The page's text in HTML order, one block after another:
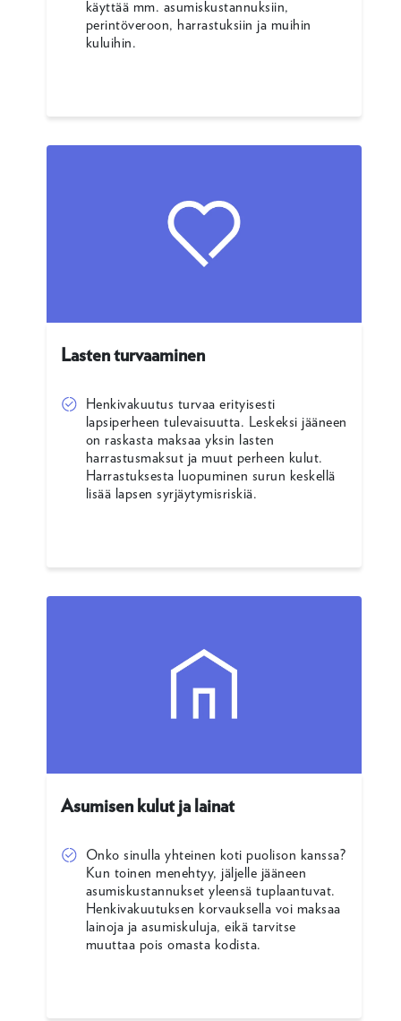
käyttää mm. asumiskustannuksiin,
perintöveroon, harrastuksiin ja muihin
kuluihin.
Lasten turvaaminen
Henkivakuutus turvaa erityisesti
lapsiperheen tulevaisuutta. Leskeksi jääneen
on raskasta maksaa yksin lasten
harrastusmaksut ja muut perheen kulut.
Harrastuksesta luopuminen surun keskellä
lisää lapsen syrjäytymisriskiä.
Asumisen kulut ja lainat
Onko sinulla yhteinen koti puolison kanssa?
Kun toinen menehtyy, jäljelle jääneen
asumiskustannukset yleensä tuplaantuvat.
Henkivakuutuksen korvauksella voi maksaa
lainoja ja asumiskuluja, eikä tarvitse
muuttaa pois omasta kodista.